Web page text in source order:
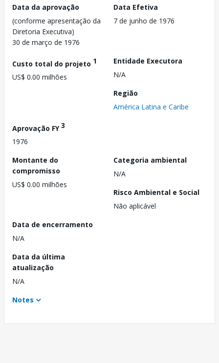
Data da aprovação
(conforme apresentação da
Diretoria Executiva)
30 de março de 1976
Data Efetiva
7 de junho de 1976
Custo total do projeto 1
US$ 0.00 milhões
Entidade Executora
N/A
Região
América Latina e Caribe
Aprovação FY3
1976
Montante do
compromisso
US$ 0.00 milhões
Categoria ambiental
N/A
Risco Ambiental e Social
Não aplicável
Data de encerramento
N/A
Data da última
atualização
N/A
Notes